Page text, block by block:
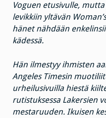
Voguen etusivulle,
levikkiin yltävän
hänet nähdään
kädessä.
Hän ilmestyy ihmisten
Angeles Timesin
urheilusivuilla hiestä
rutistuksessa Lakersien
mestaruuden. Ikuisen